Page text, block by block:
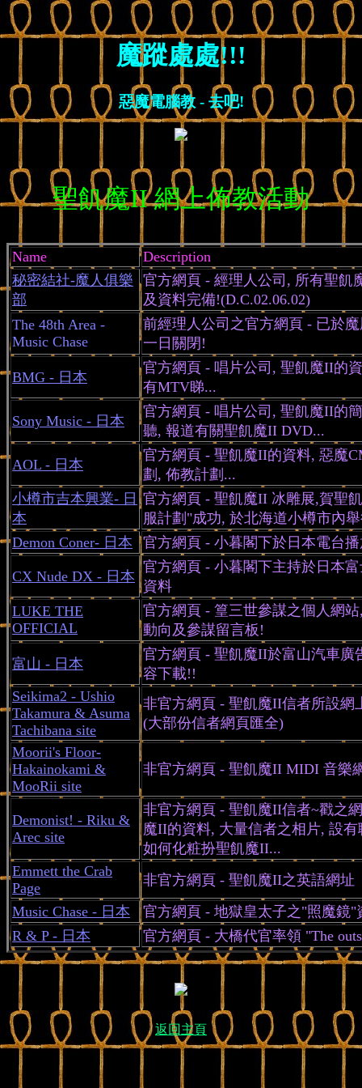
魔蹤處處!!!
惡魔電腦教 - 去吧!
聖飢魔II 網上佈教活動
Name
Description
秘密結社-魔人俱樂
部
官方網頁 - 經理人公司, 所有聖飢
及資料完備!(D.C.02.06.02)
The 48th Area -
Music Chase
前經理人公司之官方網頁 - 已於
一日關閉!
BMG - 日本
官方網頁 - 唱片公司, 聖飢魔II的
有MTV睇...
Sony Music - 日本
官方網頁 - 唱片公司, 聖飢魔II的
聽, 報道有關聖飢魔II DVD...
AOL - 日本
官方網頁 - 聖飢魔II的資料, 惡魔
劃, 佈教計劃...
小樽市吉本興業- 日
本
官方網頁 - 聖飢魔II 冰雕展,賀聖
服計劃"成功, 於北海道小樽市內
Demon Coner- 日本
官方網頁 - 小暮閣下於日本電台
CX Nude DX - 日本
官方網頁 - 小暮閣下主持於日本
資料
LUKE THE
OFFICIAL
官方網頁 - 篁三世參謀之個人網
動向及參謀留言板!
富山 - 日本
官方網頁 - 聖飢魔II於富山汽車廣
容下載!!
Seikima2 - Ushio
Takamura & Asuma
Tachibana site
非官方網頁 - 聖飢魔II信者所設網
(大部份信者網頁匯全)
Moorii's Floor-
Hakainokami &
MooRii site
非官方網頁 - 聖飢魔II MIDI 音樂
Demonist! - Riku &
Arec site
非官方網頁 - 聖飢魔II信者~戳之
魔II的資料, 大量信者之相片, 設
如何化粧扮聖飢魔II...
Emmett the Crab
Page
非官方網頁 - 聖飢魔II之英語網址
Music Chase - 日本
官方網頁 - 地獄皇太子之"照魔鏡"
R & P - 日本
官方網頁 - 大橋代官率領 "The
返回主頁